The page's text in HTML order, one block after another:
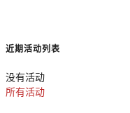
近期活动列表
没有活动
所有活动